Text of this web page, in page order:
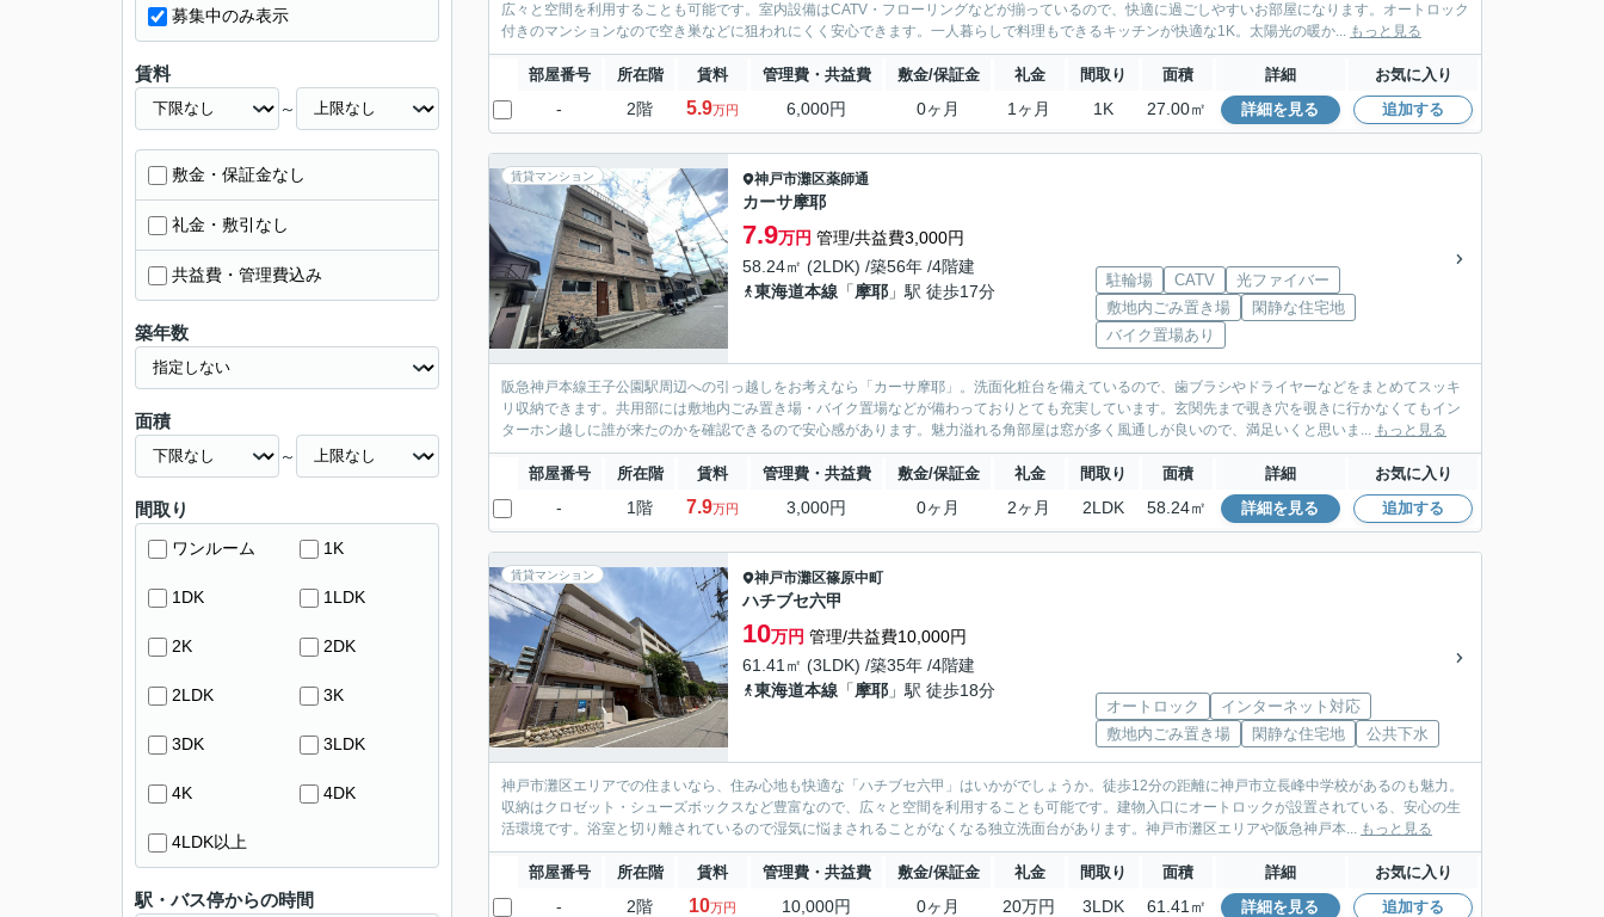
広々と空間を利用することも可能です。室内設備はCATV・フローリングなどが揃っているので、快適に過ごしやすいお部屋になります。オートロック
付きのマンションなので空き巣などに狙われにくく安心できます。一人暮らしで料理もできるキッチンが快適な1K。太陽光の暖か... もっと見る
部屋番号 所在階 賃料 管理費・共益費 敷金/保証金 礼金 間取り 面積 詳細 お気に入り
- 2階 5.9万円 6,000円 0ヶ月 1ヶ月 1K 27.00㎡ 詳細を見る 追加する
賃貸マンション 神戸市灘区薬師通
カーサ摩耶
7.9万円 管理/共益費3,000円
58.24㎡ (2LDK) /築56年 /4階建
東海道本線 「摩耶 」駅 徒歩17分
駐輪場 CATV
光ファイバー
敷地内ごみ置き場
閑静な住宅地
バイク置場あり
阪急神戸本線王子公園駅周辺への引っ越しをお考えなら「カーサ摩耶」。洗面化粧台を備えているので、歯ブラシやドライヤーなどをまとめてスッキ
リ収納できます。共用部には敷地内ごみ置き場・バイク置場などが備わっておりとても充実しています。玄関先まで覗き穴を覗きに行かなくてもイン
ターホン越しに誰が来たのかを確認できるので安心感があります。魅力溢れる角部屋は窓が多く風通しが良いので、満足いくと思いま... もっと見る
部屋番号 所在階 賃料 管理費・共益費 敷金/保証金 礼金 間取り 面積 詳細 お気に入り
- 1階 7.9万円 3,000円 0ヶ月 2ヶ月 2LDK 58.24㎡ 詳細を見る 追加する
賃貸マンション 神戸市灘区篠原中町
ハチブセ六甲
10万円 管理/共益費10,000円
61.41㎡ (3LDK) /築35年 /4階建
東海道本線 「摩耶 」駅 徒歩18分
オートロック
インターネット対応
敷地内ごみ置き場
閑静な住宅地 公共下水
神戸市灘区エリアでの住まいなら、住み心地も快適な「ハチブセ六甲」はいかがでしょうか。徒歩12分の距離に神戸市立長峰中学校があるのも魅力。
収納はクロゼット・シューズボックスなど豊富なので、広々と空間を利用することも可能です。建物入口にオートロックが設置されている、安心の生
活環境です。浴室と切り離されているので湿気に悩まされることがなくなる独立洗面台があります。神戸市灘区エリアや阪急神戸本... もっと見る
部屋番号 所在階 賃料 管理費・共益費 敷金/保証金 礼金 間取り 面積 詳細 お気に入り
- 2階 10万円 10,000円 0ヶ月 20万円 3LDK 61.41㎡ 詳細を見る 追加する
募集中のみ表示
賃料
～
敷金・保証金なし
礼金・敷引なし
共益費・管理費込み
築年数
面積
～
間取り
ワンルーム 1K
1DK 1LDK
2K 2DK
2LDK 3K
3DK 3LDK
4K 4DK
4LDK以上
駅・バス停からの時間